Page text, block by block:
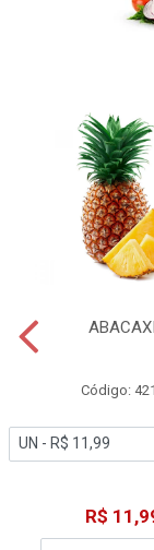
ABACAXI
Código:
R$